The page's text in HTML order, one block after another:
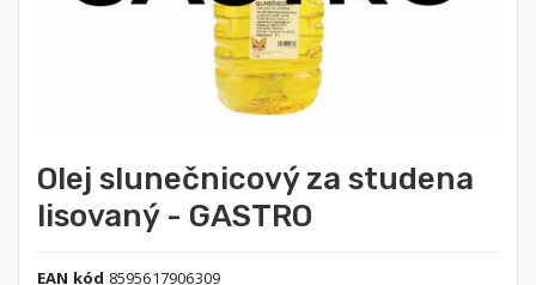
Olej slunečnicový za studena
lisovaný - GASTRO
EAN kód 8595617906309